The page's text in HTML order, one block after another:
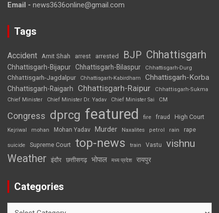
Email - news3636online@gmail.com
Tags
Accident Amit Shah arrest arrested BJP Chhattisgarh
Chhattisgarh-Bijapur Chhattisgarh-Bilaspur Chhattisgarh-Durg
Chhattisgarh-Jagdalpur Chhattisgarh-Kabirdham Chhattisgarh-Korba
Chhattisgarh-Raigarh Chhattisgarh-Raipur
Chhattisgarh-Sukma
Chief Minister
Chief Minister Dr. Yadav Chief Minister Sai CM
Congress dprcg featured fire fraud High Court
Kejriwal mohan Mohan Yadav Murder Naxalites petrol rain rape
suicide Supreme Court top-news train Vastu vishnu
Weather इंदौर छत्तीसगढ़ भोपाल मध्य प्रदेश रायपुर
Categories